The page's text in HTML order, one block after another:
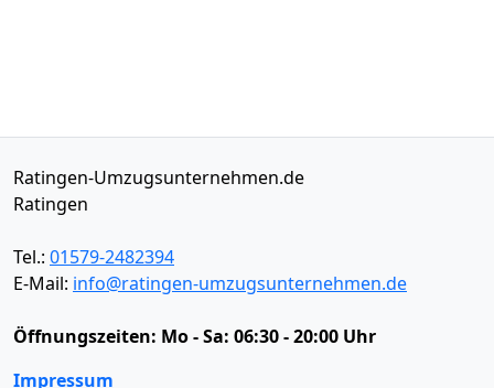
Ratingen-Umzugsunternehmen.de
Ratingen
Tel.: 01579-2482394
E-Mail: info@ratingen-umzugsunternehmen.de
Öffnungszeiten: Mo - Sa: 06:30 - 20:00 Uhr
Impressum